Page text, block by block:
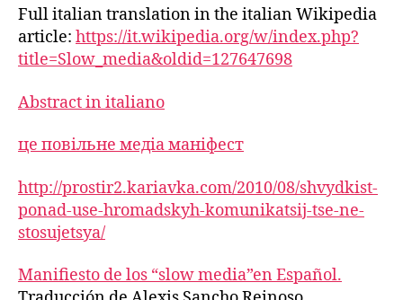
Full italian translation in the italian Wikipedia
article: https://it.wikipedia.org/w/index.php?
title=Slow_media&oldid=127647698
Abstract in italiano
це повільне медіа маніфест
http://prostir2.kariavka.com/2010/08/shvydkist-
ponad-use-hromadskyh-komunikatsij-tse-ne-
stosujetsya/
Manifiesto de los “slow media”en Español.